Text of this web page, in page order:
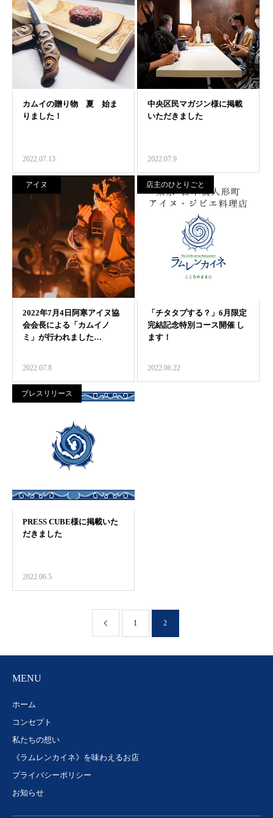
2022.07.13 2022.07.9
アイヌ
2022.07.8
店主のひとりごと
2022.06.22
プレスリリース
2022.06.5
1 2
MENU
ホーム
コンセプト
私たちの想い
《ラムレンカイネ》を味わえるお店
プライバシーポリシー
お知らせ